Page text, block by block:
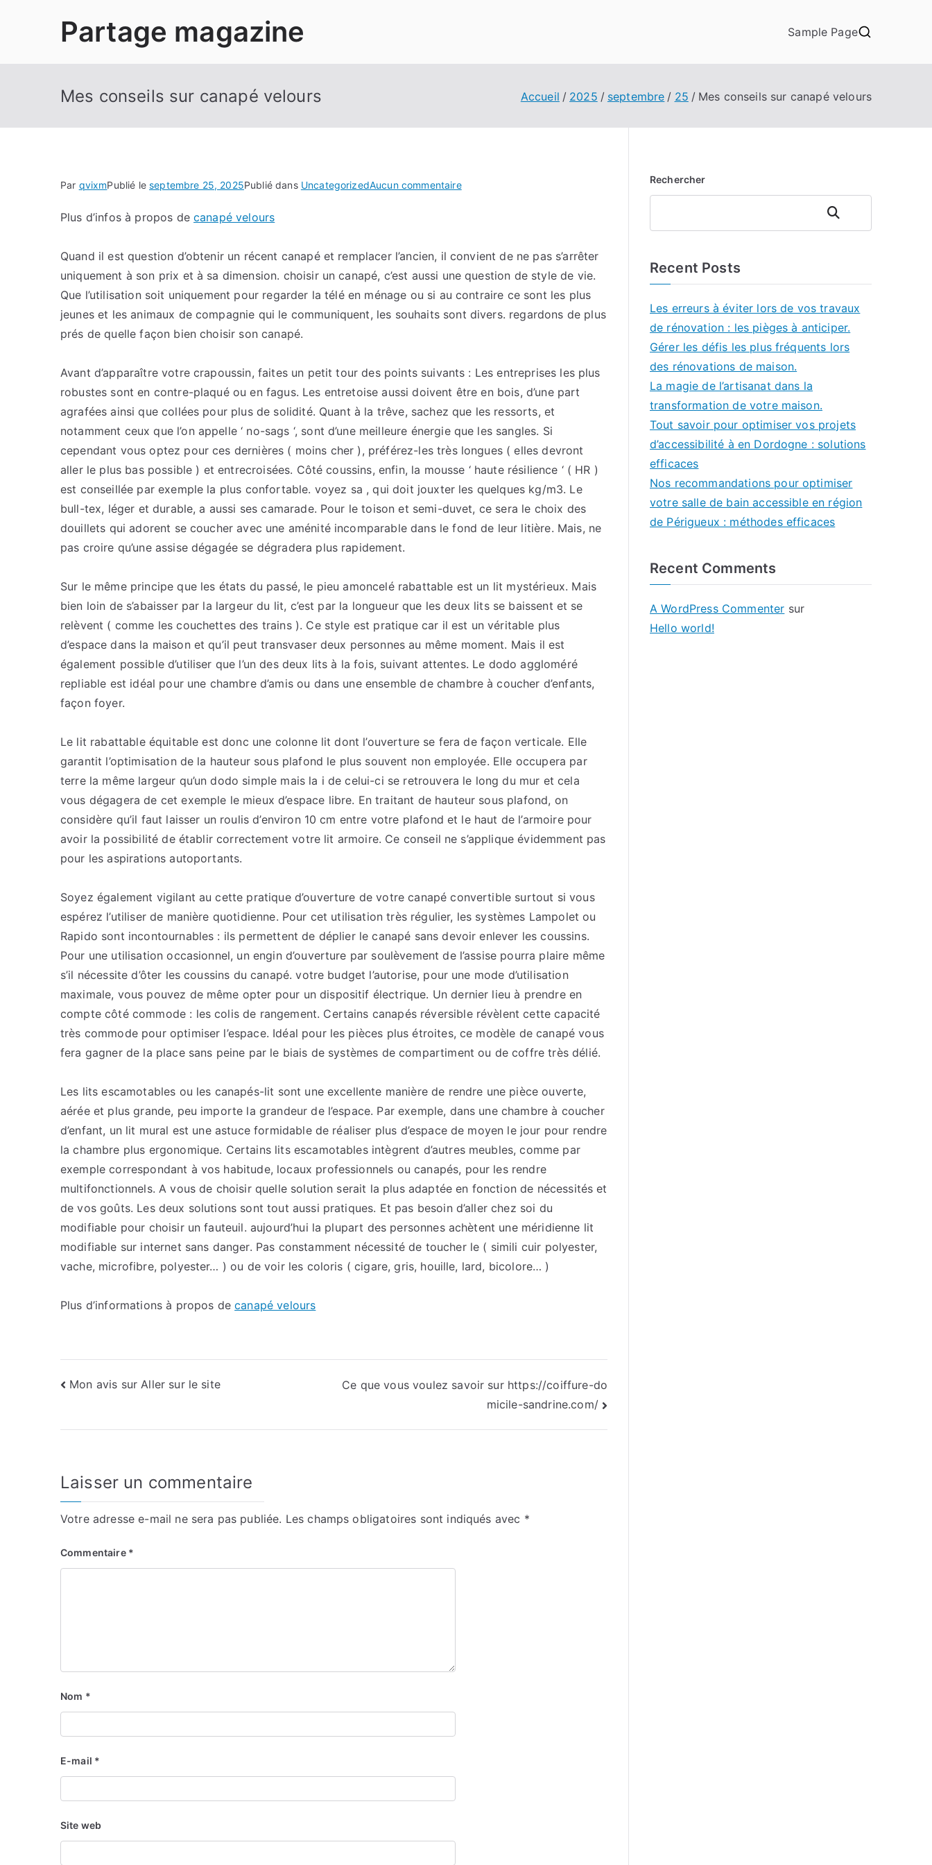
Partage magazine Sample Page
Mes conseils sur canapé velours Accueil 2025 septembre 25 Mes conseils sur canapé velours
Par qvixmPublié leseptembre 25, 2025Publié dans UncategorizedAucun commentairesur
canapé
velours
Plus d’infos à propos decanapé velours
Quand il est question d’obtenir un récent canapé et remplacer l’ancien, il convient de ne pas s’arrêter
uniquement à son prix et à sa dimension. choisir un canapé, c’est aussi une question de style de vie.
Que l’utilisation soit uniquement pour regarder la télé en ménage ou si au contraire ce sont les plus
jeunes et les animaux de compagnie qui le communiquent, les souhaits sont divers. regardons de plus
prés de quelle façon bien choisir son canapé.
Avant d’apparaître votre crapoussin, faites un petit tour des points suivants : Les entreprises les plus
robustes sont en contre-plaqué ou en fagus. Les entretoise aussi doivent être en bois, d’une part
agrafées ainsi que collées pour plus de solidité. Quant à la trêve, sachez que les ressorts, et
notamment ceux que l’on appelle ‘ no-sags ‘, sont d’une meilleure énergie que les sangles. Si
cependant vous optez pour ces dernières ( moins cher ), préférez-les très longues ( elles devront
aller le plus bas possible ) et entrecroisées. Côté coussins, enfin, la mousse ‘ haute résilience ‘ ( HR )
est conseillée par exemple la plus confortable. voyez sa , qui doit jouxter les quelques kg/m3. Le
bull-tex, léger et durable, a aussi ses camarade. Pour le toison et semi-duvet, ce sera le choix des
douillets qui adorent se coucher avec une aménité incomparable dans le fond de leur litière. Mais, ne
pas croire qu’une assise dégagée se dégradera plus rapidement.
Sur le même principe que les états du passé, le pieu amoncelé rabattable est un lit mystérieux. Mais
bien loin de s’abaisser par la largeur du lit, c’est par la longueur que les deux lits se baissent et se
relèvent ( comme les couchettes des trains ). Ce style est pratique car il est un véritable plus
d’espace dans la maison et qu’il peut transvaser deux personnes au même moment. Mais il est
également possible d’utiliser que l’un des deux lits à la fois, suivant attentes. Le dodo aggloméré
repliable est idéal pour une chambre d’amis ou dans une ensemble de chambre à coucher d’enfants,
façon foyer.
Le lit rabattable équitable est donc une colonne lit dont l’ouverture se fera de façon verticale. Elle
garantit l’optimisation de la hauteur sous plafond le plus souvent non employée. Elle occupera par
terre la même largeur qu’un dodo simple mais la i de celui-ci se retrouvera le long du mur et cela
vous dégagera de cet exemple le mieux d’espace libre. En traitant de hauteur sous plafond, on
considère qu’il faut laisser un roulis d’environ 10 cm entre votre plafond et le haut de l’armoire pour
avoir la possibilité de établir correctement votre lit armoire. Ce conseil ne s’applique évidemment pas
pour les aspirations autoportants.
Soyez également vigilant au cette pratique d’ouverture de votre canapé convertible surtout si vous
espérez l’utiliser de manière quotidienne. Pour cet utilisation très régulier, les systèmes Lampolet ou
Rapido sont incontournables : ils permettent de déplier le canapé sans devoir enlever les coussins.
Pour une utilisation occasionnel, un engin d’ouverture par soulèvement de l’assise pourra plaire même
s’il nécessite d’ôter les coussins du canapé. votre budget l’autorise, pour une mode d’utilisation
maximale, vous pouvez de même opter pour un dispositif électrique. Un dernier lieu à prendre en
compte côté commode : les colis de rangement. Certains canapés réversible révèlent cette capacité
très commode pour optimiser l’espace. Idéal pour les pièces plus étroites, ce modèle de canapé vous
fera gagner de la place sans peine par le biais de systèmes de compartiment ou de coffre très délié.
Les lits escamotables ou les canapés-lit sont une excellente manière de rendre une pièce ouverte,
aérée et plus grande, peu importe la grandeur de l’espace. Par exemple, dans une chambre à coucher
d’enfant, un lit mural est une astuce formidable de réaliser plus d’espace de moyen le jour pour rendre
la chambre plus ergonomique. Certains lits escamotables intègrent d’autres meubles, comme par
exemple correspondant à vos habitude, locaux professionnels ou canapés, pour les rendre
multifonctionnels. A vous de choisir quelle solution serait la plus adaptée en fonction de nécessités et
de vos goûts. Les deux solutions sont tout aussi pratiques. Et pas besoin d’aller chez soi du
modifiable pour choisir un fauteuil. aujourd’hui la plupart des personnes achètent une méridienne lit
modifiable sur internet sans danger. Pas constamment nécessité de toucher le ( simili cuir polyester,
vache, microfibre, polyester… ) ou de voir les coloris ( cigare, gris, houille, lard, bicolore… )
Plus d’informations à propos decanapé velours
Navigation
Mon avis sur Aller sur le site
Ce que vous voulez savoir sur https://coiffure-do
micile-sandrine.com/
Laisser un commentaire
Votre adresse e-mail ne sera pas publiée. Les champs obligatoires sont indiqués avec *
Commentaire *
Nom *
E-mail *
Site web
Rechercher
Rechercher
Recent Posts
Les erreurs à éviter lors de vos travaux
de rénovation : les pièges à anticiper.
Gérer les défis les plus fréquents lors
des rénovations de maison.
La magie de l’artisanat dans la
transformation de votre maison.
Tout savoir pour optimiser vos projets
d’accessibilité à en Dordogne : solutions
efficaces
Nos recommandations pour optimiser
votre salle de bain accessible en région
de Périgueux : méthodes efficaces
Recent Comments
A WordPress Commenter sur
Hello world!